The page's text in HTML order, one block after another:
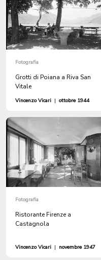
Fotografia
Grotti di Poiana a Riva San
Vitale
Vincenzo Vicari | ottobre 1944
Fotografia
Ristorante Firenze a
Castagnola
Vincenzo Vicari | novembre 1947